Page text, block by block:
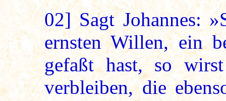
02] Sagt Johannes:
ernsten Willen, ein
gefaßt hast, so
verbleiben, die